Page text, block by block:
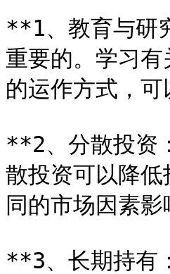
**1、教育与研
重要的。学习
的运作方式，
**2、分散投资
散投资可以降
同的市场因素影
**3、长期持有